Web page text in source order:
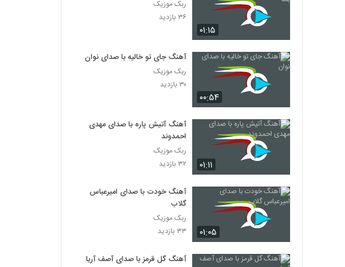
۰۱:۱۵
ربک موزیک
۳۶ بازدید
۰۰:۵۴
آهنگ جای تو خالیه با صدای نوان
ربک موزیک
۳۰ بازدید
۰۱:۱۱
آهنگ آتیش پاره با صدای مهدی
احمدوند
ربک موزیک
۳۲ بازدید
۰۱:۰۵
آهنگ خودت با صدای امیرعباس
گلاب
ربک موزیک
۳۳ بازدید
آهنگ گل قرمز با صدای آصف آریا